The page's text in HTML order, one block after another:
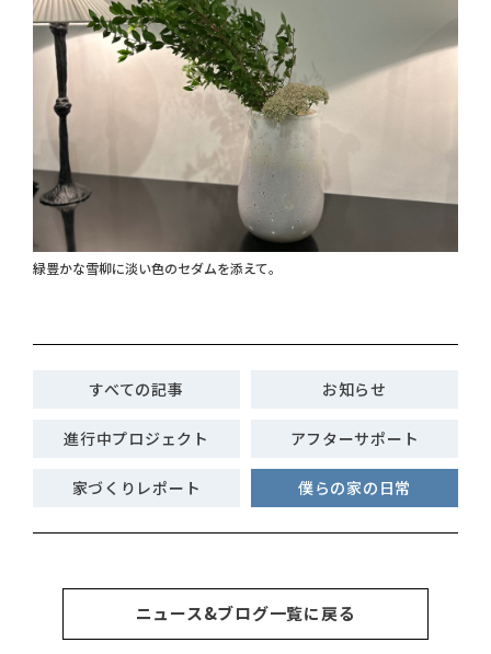
緑豊かな雪柳に淡い色のセダムを添えて。
すべての記事 お知らせ
進行中プロジェクト アフターサポート
家づくりレポート 僕らの家の日常
ニュース&ブログ一覧に戻る